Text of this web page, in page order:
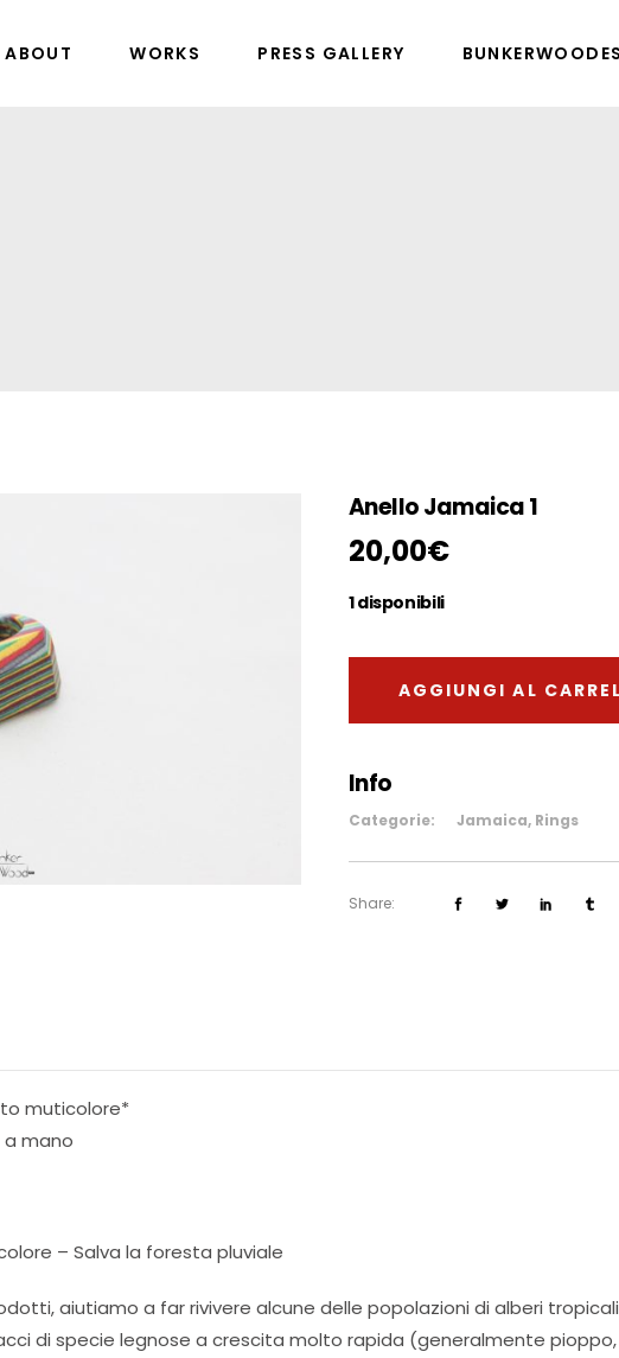
ABOUT WORKS PRESS GALLERY
Anello Jamaica 1
20,00€
1 disponibili
AGGIUNGI AL
Info
Categorie: Jamaica, Rings
Share:
muticolore*
mano
– Salva la foresta pluviale
aiutiamo a far rivivere alcune delle popolazioni di alberi
di specie legnose a crescita molto rapida (generalmente pioppo,